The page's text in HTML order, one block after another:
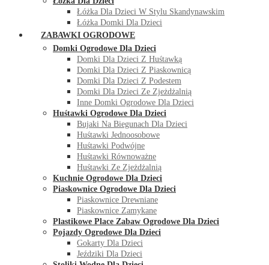
Łóżka Dla Dzieci W Stylu Skandynawskim
Łóżka Domki Dla Dzieci
ZABAWKI OGRODOWE
Domki Ogrodowe Dla Dzieci
Domki Dla Dzieci Z Huśtawką
Domki Dla Dzieci Z Piaskownicą
Domki Dla Dzieci Z Podestem
Domki Dla Dzieci Ze Zjeżdżalnią
Inne Domki Ogrodowe Dla Dzieci
Huśtawki Ogrodowe Dla Dzieci
Bujaki Na Biegunach Dla Dzieci
Huśtawki Jednoosobowe
Huśtawki Podwójne
Huśtawki Równoważne
Huśtawki Ze Zjeżdżalnią
Kuchnie Ogrodowe Dla Dzieci
Piaskownice Ogrodowe Dla Dzieci
Piaskownice Drewniane
Piaskownice Zamykane
Plastikowe Place Zabaw Ogrodowe Dla Dzieci
Pojazdy Ogrodowe Dla Dzieci
Gokarty Dla Dzieci
Jeździki Dla Dzieci